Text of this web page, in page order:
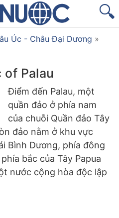
🔍
Úc - Châu Đại Dương »
of Palau
Điểm đến Palau, một
quần đảo ở phía nam
của chuỗi Quần đảo Tây
đảo nằm ở khu vực
Bình Dương, phía đông
bắc của Tây Papua
nước cộng hòa độc lập